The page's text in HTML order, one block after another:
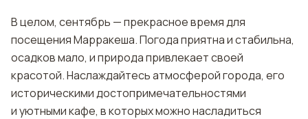
В целом, сентябрь — прекрасное время для
посещения Марракеша. Погода приятна и стабильна,
осадков мало, и природа привлекает своей
красотой. Наслаждайтесь атмосферой города, его
историческими достопримечательностями
и уютными кафе, в которых можно насладиться